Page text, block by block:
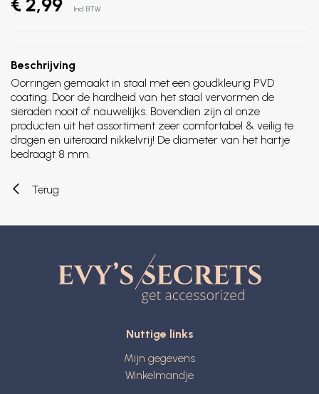
Incl. BTW
Beschrijving
Oorringen gemaakt in staal met een goudkleurig PVD
coating. Door de hardheid van het staal vervormen de
sieraden nooit of nauwelijks. Bovendien zijn al onze
producten uit het assortiment zeer comfortabel & veilig te
dragen en uiteraard nikkelvrij! De diameter van het hartje
bedraagt 8 mm.
Terug
Nuttige links
Mijn gegevens
Winkelmandje